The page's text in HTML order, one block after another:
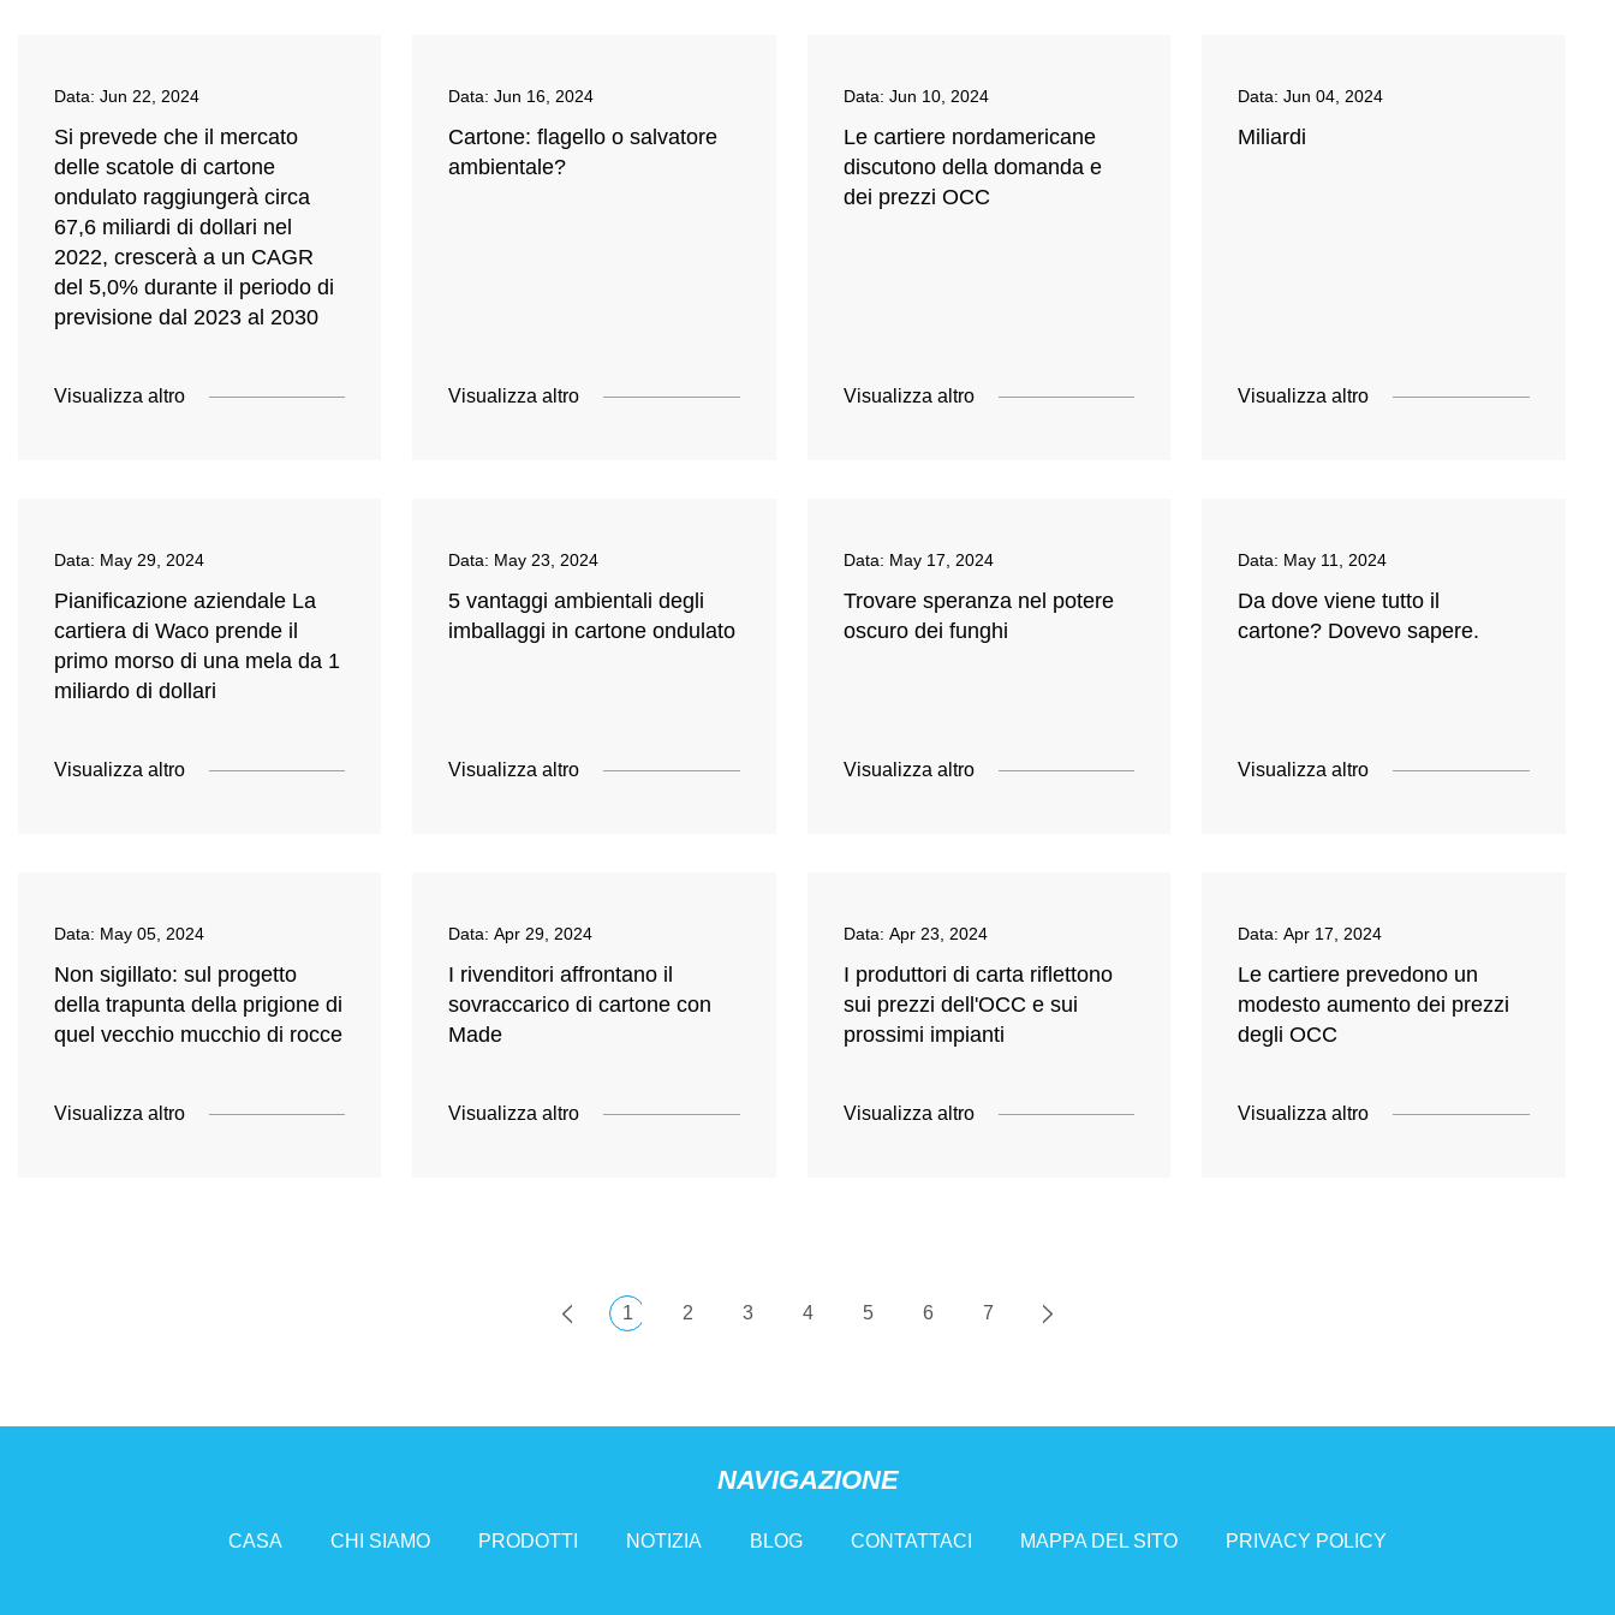
Data: Jun 22, 2024
Si prevede che il mercato
delle scatole di cartone
ondulato raggiungerà circa
67,6 miliardi di dollari nel
2022, crescerà a un CAGR
del 5,0% durante il periodo di
previsione dal 2023 al 2030
Visualizza altro
Data:Jun 16, 2024
Cartone: flagello o salvatore
ambientale?
Visualizza altro
Data: Jun 10, 2024
Le cartiere nordamericane
discutono della domanda e
dei prezzi OCC
Visualizza altro
Data:Jun 04, 2024
Miliardi
Visualizza altro
Data: May 29, 2024
Pianificazione aziendale La
cartiera di Waco prende il
primo morso di una mela da 1
miliardo di dollari
Visualizza altro
Data: May 23, 2024
5 vantaggi ambientali degli
imballaggi in cartone ondulato
Visualizza altro
Data: May 17, 2024
Trovare speranza nel potere
oscuro dei funghi
Visualizza altro
Data: May 11, 2024
Da dove viene tutto il
cartone? Dovevo sapere.
Visualizza altro
Data: May 05, 2024
Non sigillato: sul progetto
della trapunta della prigione di
quel vecchio mucchio di rocce
Visualizza altro
Data:Apr 29, 2024
I rivenditori affrontano il
sovraccarico di cartone con
Made
Visualizza altro
Data: Apr 23, 2024
I produttori di carta riflettono
sui prezzi dell'OCC e sui
prossimi impianti
Visualizza altro
Data:Apr 17, 2024
Le cartiere prevedono un
modesto aumento dei prezzi
degli OCC
Visualizza altro
1 2 3 4 5 6 7
NAVIGAZIONE
CASA CHI SIAMO PRODOTTI NOTIZIA BLOG CONTATTACI MAPPA DEL SITO PRIVACY POLICY